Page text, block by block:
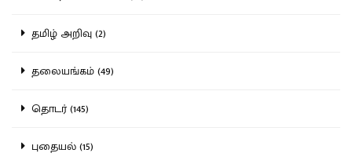
தமிழ் அறிவு (2)
தலையங்கம் (49)
தொடர் (145)
புதையல் (15)